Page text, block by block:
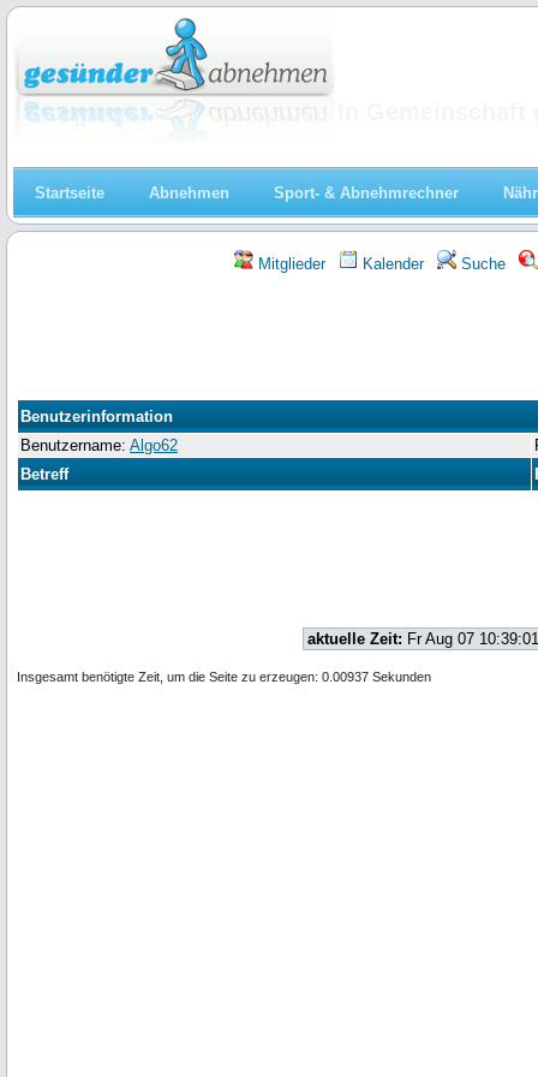
Startseite Abnehmen Sport- & Abnehmrechner
Mitglieder Kalender Suche
Benutzerinformation
Benutzername: Algo62
Betreff
aktuelle Zeit: Fr Aug 07
Insgesamt benötigte Zeit, um die Seite zu erzeugen: 0.00937 Sekunden